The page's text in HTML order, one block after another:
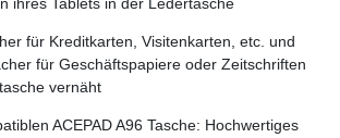
für Kreditkarten, Visitenkarten, etc. und
für Geschäftspapiere oder Zeitschriften
vernäht
ACEPAD A96 Tasche: Hochwertiges